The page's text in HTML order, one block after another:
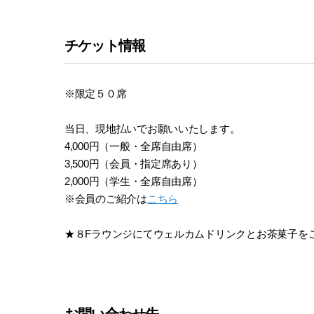
チケット情報
※限定５０席
当日、現地払いでお願いいたします。
4,000円（一般・全席自由席）
3,500円（会員・指定席あり）
2,000円（学生・全席自由席）
※会員のご紹介はこちら
★８Fラウンジにてウェルカムドリンクとお茶菓子を